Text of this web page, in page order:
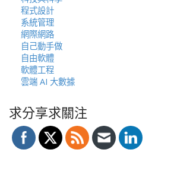
程式設計
系統管理
網際網路
自己動手做
自由軟體
軟體工程
雲端 AI 大數據
求分享求關注